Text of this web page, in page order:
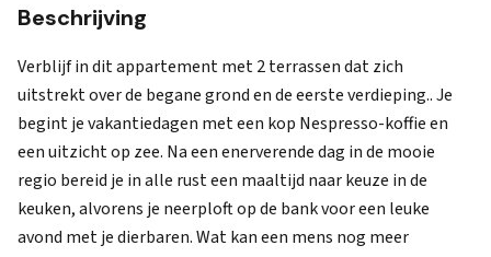
Beschrijving
Verblijf in dit appartement met 2 terrassen dat zich
uitstrekt over de begane grond en de eerste verdieping.. Je
begint je vakantiedagen met een kop Nespresso-koffie en
een uitzicht op zee. Na een enerverende dag in de mooie
regio bereid je in alle rust een maaltijd naar keuze in de
keuken, alvorens je neerploft op de bank voor een leuke
avond met je dierbaren. Wat kan een mens nog meer